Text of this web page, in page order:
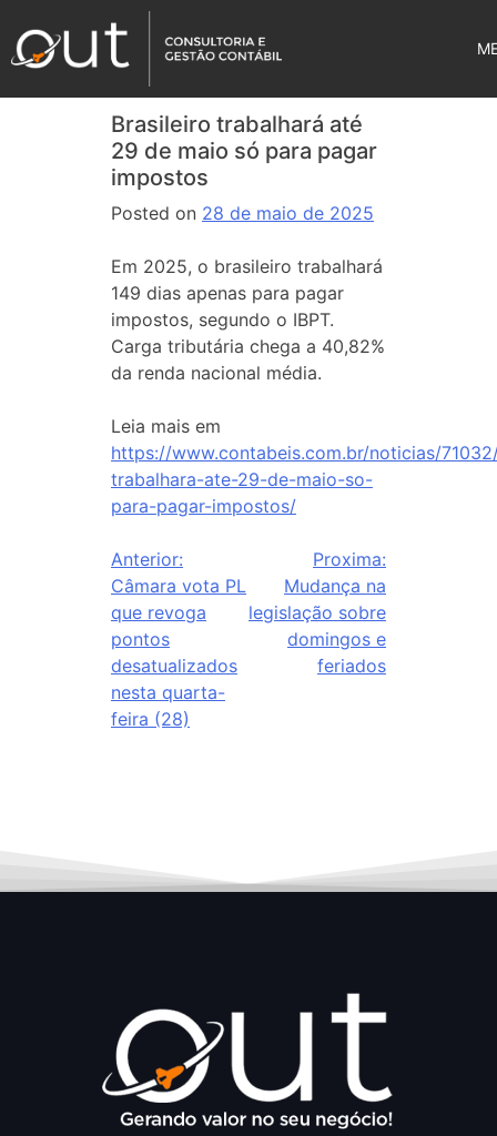
Brasileiro trabalhará até
29 de maio só para pagar
impostos
Posted on 28 de maio de 2025
Em 2025, o brasileiro trabalhará
149 dias apenas para pagar
impostos, segundo o IBPT.
Carga tributária chega a 40,82%
da renda nacional média.
Leia mais em
https://www.contabeis.com.br/noticias/
trabalhara-ate-29-de-maio-so-
para-pagar-impostos/
Anterior:
Câmara vota PL
que revoga
pontos
desatualizados
nesta quarta-
feira (28)
Proxima:
Mudança na
legislação sobre
domingos e
feriados